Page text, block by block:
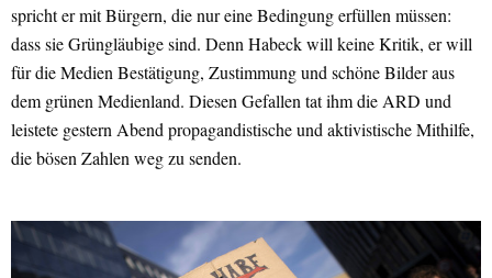
spricht er mit Bürgern, die nur eine Bedingung erfüllen müssen:
dass sie Grüngläubige sind. Denn Habeck will keine Kritik, er will
für die Medien Bestätigung, Zustimmung und schöne Bilder aus
dem grünen Medienland. Diesen Gefallen tat ihm die ARD und
leistete gestern Abend propagandistische und aktivistische Mithilfe,
die bösen Zahlen weg zu senden.